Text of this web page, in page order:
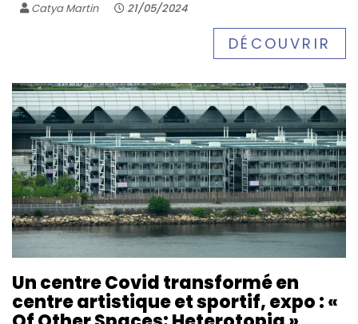
Catya Martin 21/05/2024
DÉCOUVRIR
Un centre Covid transformé en
centre artistique et sportif, expo : «